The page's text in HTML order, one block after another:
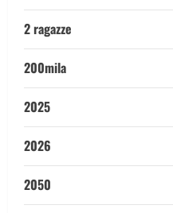
2 ragazze
200mila
2025
2026
2050